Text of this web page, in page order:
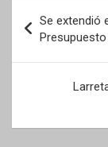
de
entradas
Se extendió